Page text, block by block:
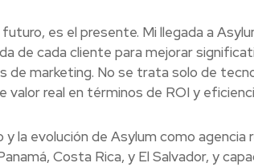
es el presente. Mi llegada a
de cada cliente para mejorar
de marketing. No se trata solo de
real en términos de ROI y
la evolución de Asylum como agencia
Costa Rica, y El Salvador, y